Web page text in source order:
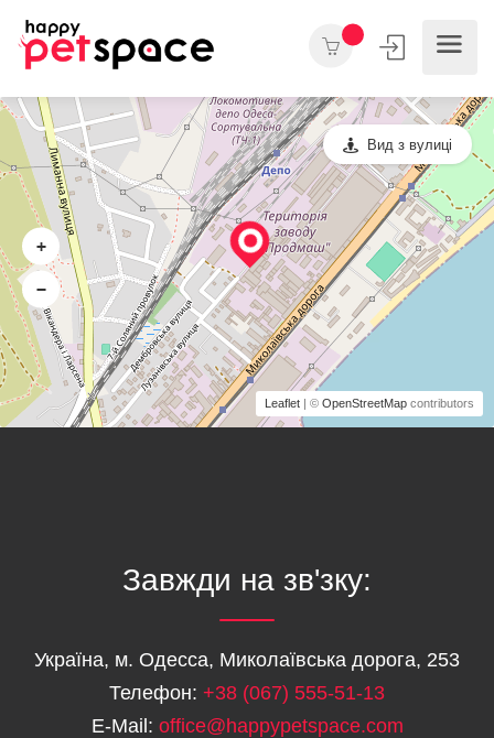
+
−
Leaflet | © OpenStreetMap contributors
Вид з вулиці
Завжди на зв'зку:
Україна, м. Одесса, Миколаївська дорога, 253
Телефон: +38 (067) 555-51-13
E-Mail: office@happypetspace.com